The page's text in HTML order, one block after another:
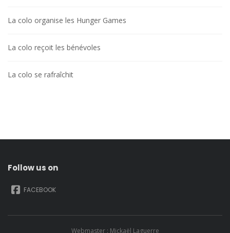
La colo organise les Hunger Games
La colo reçoit les bénévoles
La colo se rafraîchit
Follow us on
FACEBOOK
Webmaster : Mickaël Laguerre